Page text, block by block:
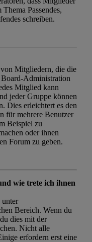
Passendes,
schreiben.
Mitgliedern, die die
Administration
Mitglied kann
jeder Gruppe können
Dies erleichtert es den
für mehrere Benutzer
Beispiel zu
oder ihnen
Forum zu geben.
wie trete ich ihnen
unter
Bereich. Wenn du
dies mit der
Nicht alle
erfordern erst eine